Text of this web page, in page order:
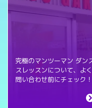
究極のマンツーマン ダン
スレッスンについて、よ
問い合わせ前にチェック！